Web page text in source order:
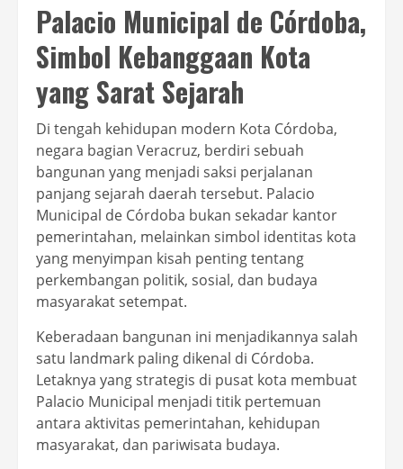
Palacio Municipal de Córdoba,
Simbol Kebanggaan Kota
yang Sarat Sejarah
Di tengah kehidupan modern Kota Córdoba,
negara bagian Veracruz, berdiri sebuah
bangunan yang menjadi saksi perjalanan
panjang sejarah daerah tersebut. Palacio
Municipal de Córdoba bukan sekadar kantor
pemerintahan, melainkan simbol identitas kota
yang menyimpan kisah penting tentang
perkembangan politik, sosial, dan budaya
masyarakat setempat.
Keberadaan bangunan ini menjadikannya salah
satu landmark paling dikenal di Córdoba.
Letaknya yang strategis di pusat kota membuat
Palacio Municipal menjadi titik pertemuan
antara aktivitas pemerintahan, kehidupan
masyarakat, dan pariwisata budaya.